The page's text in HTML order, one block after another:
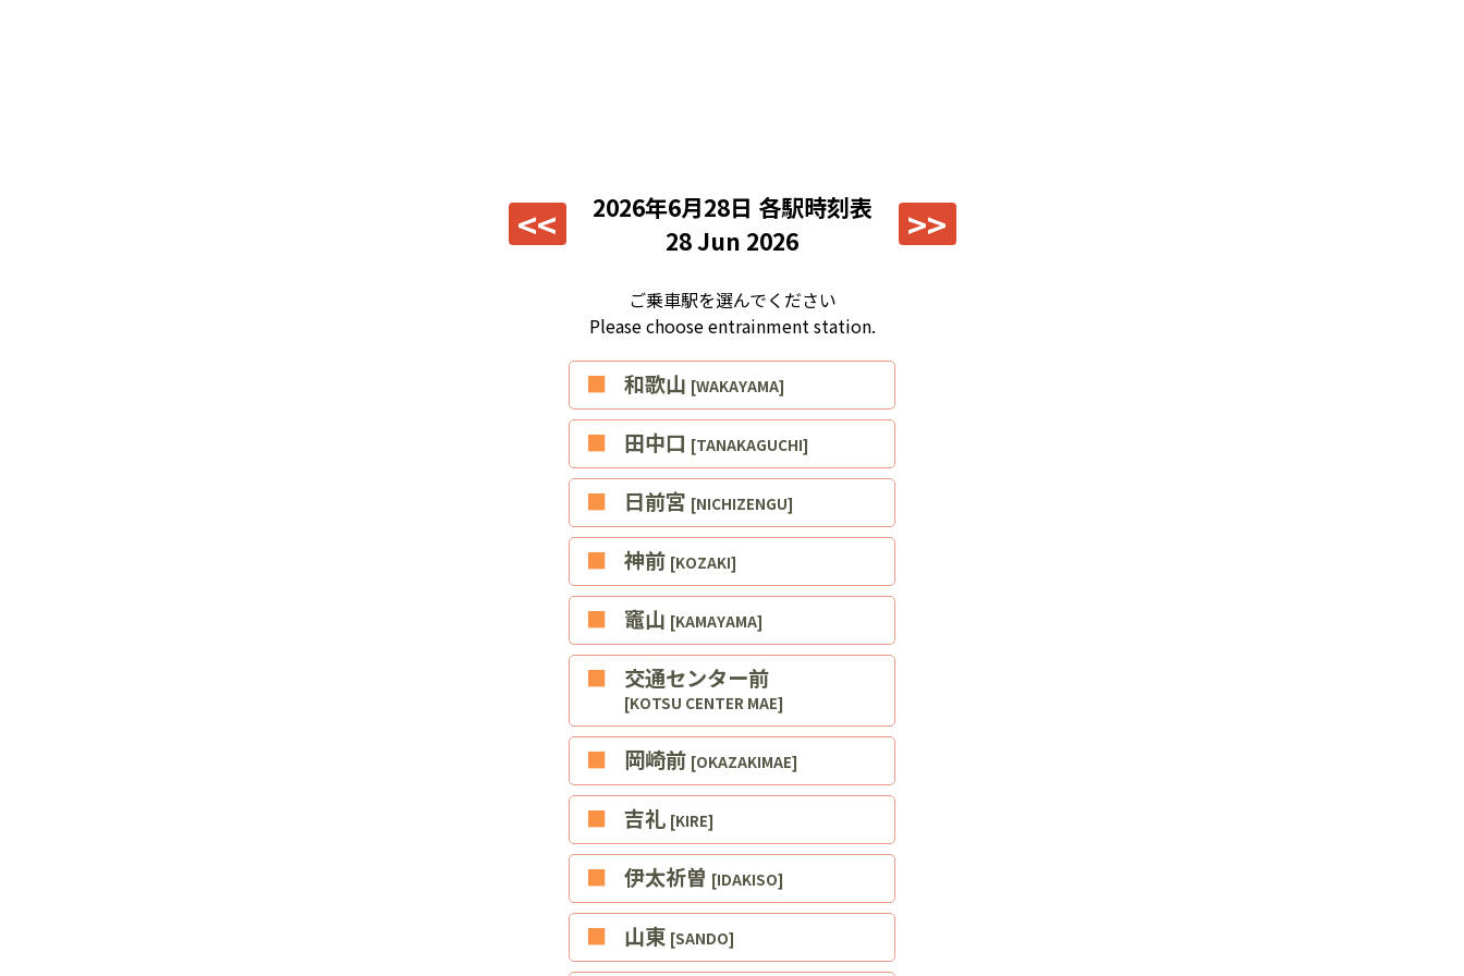
<< 2026年6月28日 各駅時刻表
28 Jun 2026
>>
ご乗車駅を選んでください
Please choose entrainment station.
■和歌山 [WAKAYAMA]
■田中口 [TANAKAGUCHI]
■日前宮 [NICHIZENGU]
■神前 [KOZAKI]
■竈山 [KAMAYAMA]
■交通センター前
[KOTSU CENTER MAE]
■岡崎前 [OKAZAKIMAE]
■吉礼 [KIRE]
■伊太祈曽 [IDAKISO]
■山東 [SANDO]